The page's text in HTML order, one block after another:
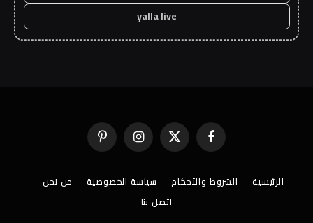
yalla live
فيسبوك X
(Twitter)
الانستغرامبينتيريست
الرئيسية الشروط والأحكام سياسة الخصوصية
من نحن
اتصل بنا